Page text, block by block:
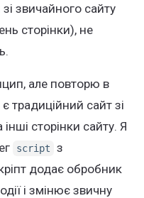
звичайного сайту
сторінки), не
але повторю в
традиційний сайт зі
сторінки сайту. Я
script
з
додає обробник
і змінює звичну